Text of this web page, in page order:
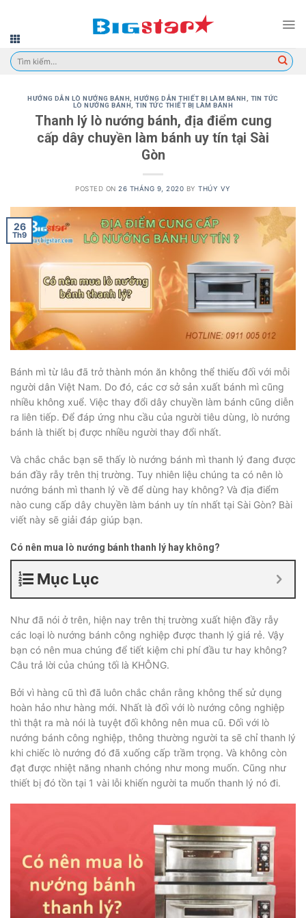
content
Tìm
kiếm:
HƯỚNG DẪN LÒ NƯỚNG BÁNH ,HƯỚNG DẪN THIẾT BỊ LÀM BÁNH
TIN TỨC
LÒ NƯỚNG BÁNH ,TIN TỨC THIẾT BỊ LÀM BÁNH
Thanh lý lò nướng bánh, địa điểm cung
cấp dây chuyền làm bánh uy tín tại Sài
Gòn
POSTED ON26 THÁNG 9, 2020 BYTHÚY VY
26
Th9
Bánh mì từ lâu đã trở thành món ăn không thể thiếu đối với mỗi
người dân Việt Nam. Do đó, các cơ sở sản xuất bánh mì cũng
nhiều không xuể. Việc thay đổi dây chuyền làm bánh cũng diễn
ra liên tiếp. Để đáp ứng nhu cầu của người tiêu dùng, lò nướng
bánh là thiết bị được nhiều người thay đổi nhất.
Và chắc chắc bạn sẽ thấy lò nướng bánh mì thanh lý đang được
bán đầy rẫy trên thị trường. Tuy nhiên liệu chúng ta có nên lò
nướng bánh mì thanh lý về để dùng hay không? Và địa điểm
nào cung cấp dây chuyền làm bánh uy tín nhất tại Sài Gòn? Bài
viết này sẽ giải đáp giúp bạn.
Có nên mua lò nướng bánh thanh lý hay không?
Mục Lục
Như đã nói ở trên, hiện nay trên thị trường xuất hiện đầy rẫy
các loại lò nướng bánh công nghiệp được thanh lý giá rẻ. Vậy
bạn có nên mua chúng để tiết kiệm chi phí đầu tư hay không?
Câu trả lời của chúng tối là KHÔNG.
Bởi vì hàng cũ thì đã luôn chắc chắn rằng không thể sử dụng
hoàn hảo như hàng mới. Nhất là đối với lò nướng công nghiệp
thì thật ra mà nói là tuyệt đối không nên mua cũ. Đối với lò
nướng bánh công nghiệp, thông thường người ta sẽ chỉ thanh lý
khi chiếc lò nướng đó đã xuống cấp trầm trọng. Và không còn
đạt được nhiệt năng nhanh chóng như mong muốn. Cũng như
thiết bị đó tồn tại 1 vài lỗi khiến người ta muốn thanh lý nó đi.